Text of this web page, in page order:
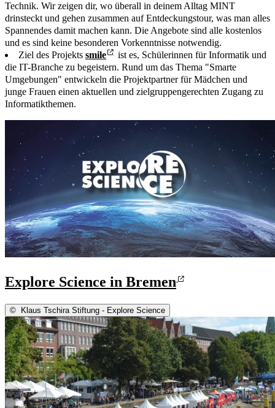
Technik. Wir zeigen dir, wo überall in deinem Alltag MINT
drinsteckt und gehen zusammen auf Entdeckungstour, was man alles
Spannendes damit machen kann. Die Angebote sind alle kostenlos
und es sind keine besonderen Vorkenntnisse notwendig.
Ziel des Projekts smile
ist es, Schülerinnen für Informatik und
die IT-Branche zu begeistern. Rund um das Thema "Smarte
Umgebungen" entwickeln die Projektpartner für Mädchen und
junge Frauen einen aktuellen und zielgruppengerechten Zugang zu
Informatikthemen.
Explore Science in Bremen
© Klaus Tschira Stiftung - Explore Science